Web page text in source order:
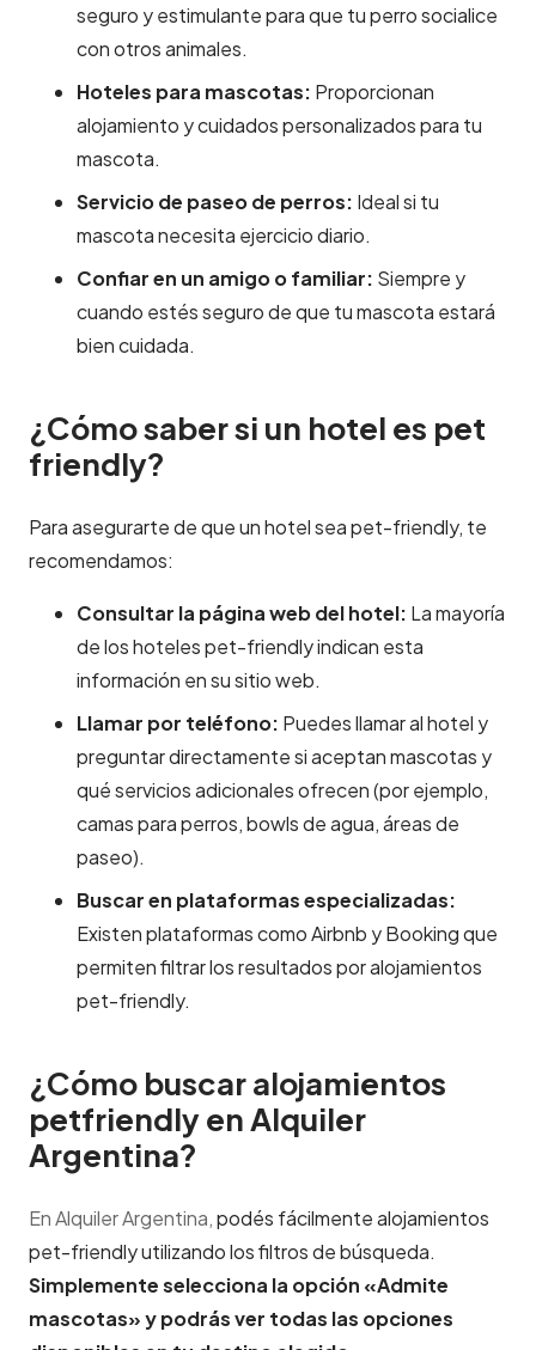
seguro y estimulante para que tu perro socialice
con otros animales.
Hoteles para mascotas: Proporcionan
alojamiento y cuidados personalizados para tu
mascota.
Servicio de paseo de perros: Ideal si tu
mascota necesita ejercicio diario.
Confiar en un amigo o familiar: Siempre y
cuando estés seguro de que tu mascota estará
bien cuidada.
¿Cómo saber si un hotel es pet
friendly?
Para asegurarte de que un hotel sea pet-friendly, te
recomendamos:
Consultar la página web del hotel: La mayoría
de los hoteles pet-friendly indican esta
información en su sitio web.
Llamar por teléfono: Puedes llamar al hotel y
preguntar directamente si aceptan mascotas y
qué servicios adicionales ofrecen (por ejemplo,
camas para perros, bowls de agua, áreas de
paseo).
Buscar en plataformas especializadas:
Existen plataformas como Airbnb y Booking que
permiten filtrar los resultados por alojamientos
pet-friendly.
¿Cómo buscar alojamientos
petfriendly en Alquiler
Argentina?
En Alquiler Argentina,podés fácilmente alojamientos
pet-friendly utilizando los filtros de búsqueda.
Simplemente selecciona la opción «Admite
mascotas» y podrás ver todas las opciones